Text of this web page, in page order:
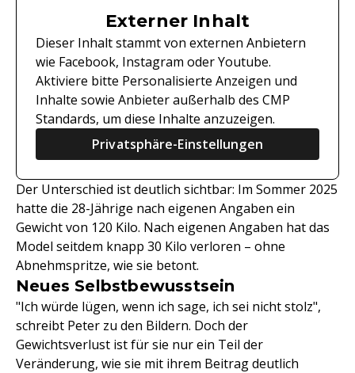
Externer Inhalt
Dieser Inhalt stammt von externen Anbietern
wie Facebook, Instagram oder Youtube.
Aktiviere bitte Personalisierte Anzeigen und
Inhalte sowie Anbieter außerhalb des CMP
Standards, um diese Inhalte anzuzeigen.
Privatsphäre-Einstellungen
Der Unterschied ist deutlich sichtbar: Im Sommer 2025
hatte die 28-Jährige nach eigenen Angaben ein
Gewicht von 120 Kilo. Nach eigenen Angaben hat das
Model seitdem knapp 30 Kilo verloren – ohne
Abnehmspritze, wie sie betont.
Neues Selbstbewusstsein
"Ich würde lügen, wenn ich sage, ich sei nicht stolz",
schreibt Peter zu den Bildern. Doch der
Gewichtsverlust ist für sie nur ein Teil der
Veränderung, wie sie mit ihrem Beitrag deutlich